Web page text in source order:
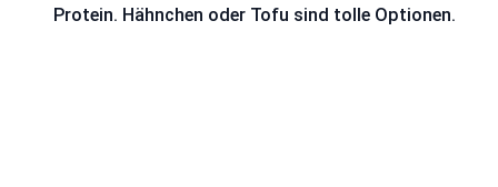
Protein. Hähnchen oder Tofu sind tolle Optionen.